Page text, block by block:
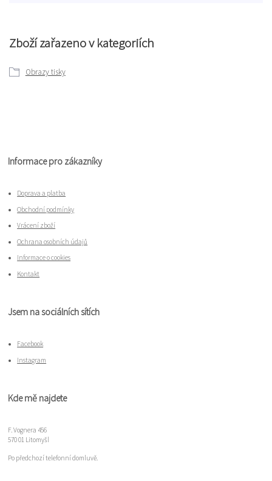
Zboží zařazeno v kategoriích
Obrazy tisky
Informace pro zákazníky
Doprava a platba
Obchodní podmínky
Vrácení zboží
Ochrana osobních údajů
Informace o cookies
Kontakt
Jsem na sociálních sítích
Facebook
Instagram
Kde mě najdete
F. Vognera 456
570 01 Litomyšl
Po předchozí telefonní domluvě.